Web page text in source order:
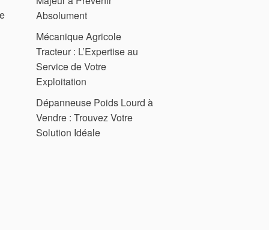
Absolument
Mécanique Agricole
Tracteur : L’Expertise au
Service de Votre
Exploitation
Dépanneuse Poids Lourd à
Vendre : Trouvez Votre
Solution Idéale